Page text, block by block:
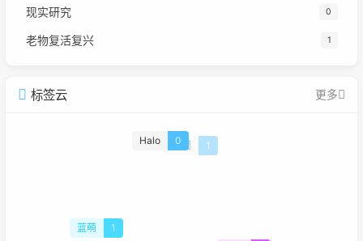
现实研究 0
老物复活复兴 1
标签云 更多
Halo 0
重现 1
蓝萌 1